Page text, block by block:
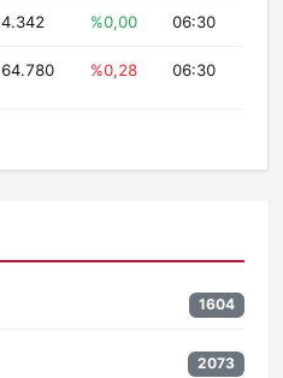
4.342 %0,00 06:30
64.780 %0,28 06:30
1604
2073